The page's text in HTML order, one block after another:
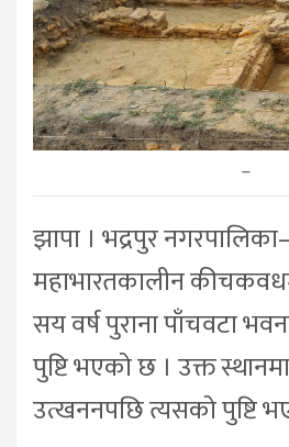
–
झापा । भद्रपुर
महाभारतकालीन
सय वर्ष पुराना पाँचवटा
पुष्टि भएको छ । उक्त
उत्खननपछि त्यसको पुष्टि